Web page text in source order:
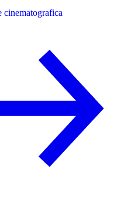
cinematografica